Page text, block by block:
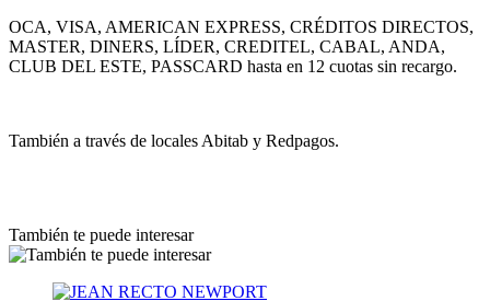
OCA, VISA, AMERICAN EXPRESS, CRÉDITOS DIRECTOS,
MASTER, DINERS, LÍDER, CREDITEL, CABAL, ANDA,
CLUB DEL ESTE, PASSCARD hasta en 12 cuotas sin recargo.
También a través de locales Abitab y Redpagos.
También te puede interesar